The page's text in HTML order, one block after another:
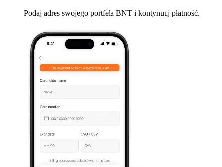
Podaj adres swojego portfela BNT i kontynuuj płatność.